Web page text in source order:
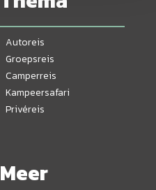
Autoreis
Groepsreis
Camperreis
Kampeersafari
Privéreis
Meer